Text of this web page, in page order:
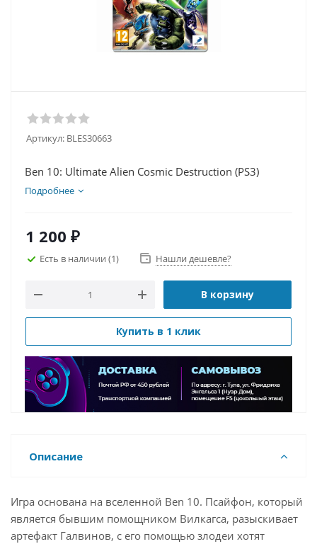
Артикул: BLES30663
Ben 10: Ultimate Alien Cosmic Destruction (PS3)
Подробнее
1 200 ₽
Есть в наличии (1) Нашли дешевле?
В корзину
Купить в 1 клик
Описание
Игра основана на вселенной Ben 10. Псайфон, который
является бывшим помощником Вилкагса, разыскивает
артефакт Галвинов, с его помощью злодеи хотят